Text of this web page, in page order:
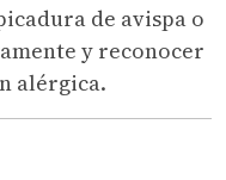
de avispa o
y reconocer
alérgica.